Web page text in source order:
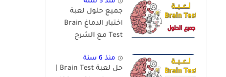
جميع حلول لعبة
اختبار الدماغ Brain
Test مع الشرح
منذ 6 سنة